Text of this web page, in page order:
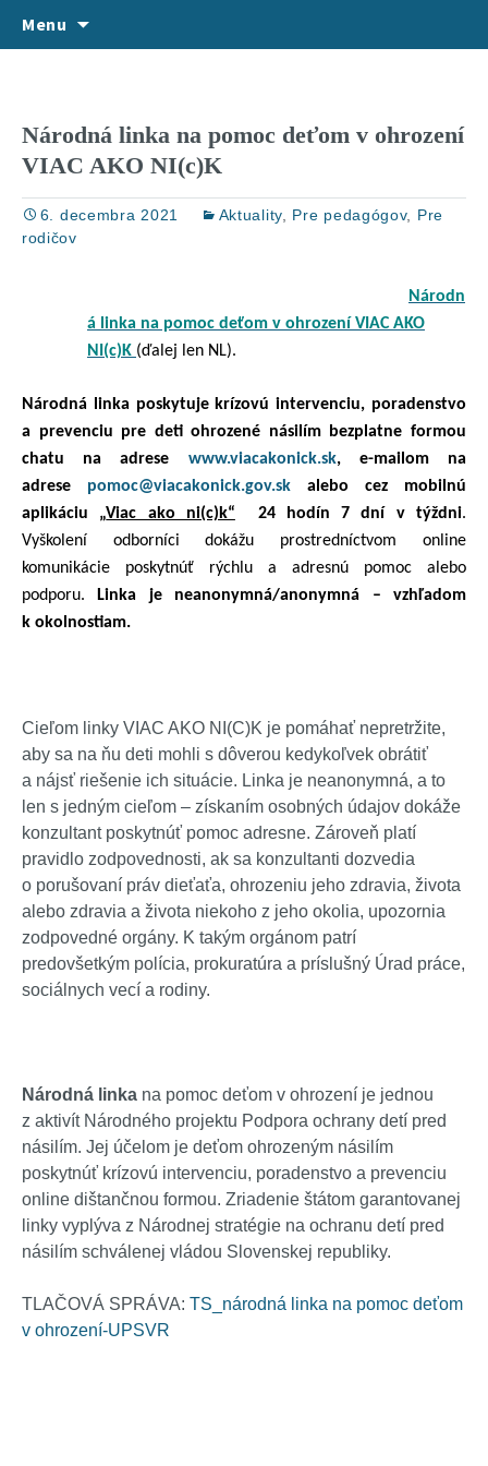
CPP Karpatská 8, Košice
VITAJTE NA NAŠEJ STRÁNKE
Menu
Národná linka na pomoc deťom v ohrození
VIAC AKO NI(c)K
6. decembra 2021 Aktuality, Pre pedagógov, Pre
rodičov
Národn
á linka na pomoc deťom v ohrození VIAC AKO
NI(c)K (ďalej len NL).
Národná linka poskytuje krízovú intervenciu, poradenstvo
a prevenciu pre deti ohrozené násilím bezplatne formou
chatu na adrese www.viacakonick.sk, e-mailom na
adrese pomoc@viacakonick.gov.sk alebo cez mobilnú
aplikáciu „Viac ako ni(c)k“ 24 hodín 7 dní v týždni.
Vyškolení odborníci dokážu prostredníctvom online
komunikácie poskytnúť rýchlu a adresnú pomoc alebo
podporu.
Linka je neanonymná/anonymná – vzhľadom
k okolnostiam.
Cieľom linky VIAC AKO NI(C)K je pomáhať nepretržite,
aby sa na ňu deti mohli s dôverou kedykoľvek obrátiť
a nájsť riešenie ich situácie. Linka je neanonymná, a to
len s jedným cieľom – získaním osobných údajov dokáže
konzultant poskytnúť pomoc adresne. Zároveň platí
pravidlo zodpovednosti, ak sa konzultanti dozvedia
o porušovaní práv dieťaťa, ohrozeniu jeho zdravia, života
alebo zdravia a života niekoho z jeho okolia, upozornia
zodpovedné orgány. K takým orgánom patrí
predovšetkým polícia, prokuratúra a príslušný Úrad práce,
sociálnych vecí a rodiny.
Národná linka na pomoc deťom v ohrození je jednou
z aktivít Národného projektu Podpora ochrany detí pred
násilím. Jej účelom je deťom ohrozeným násilím
poskytnúť krízovú intervenciu, poradenstvo a prevenciu
online dištančnou formou. Zriadenie štátom garantovanej
linky vyplýva z Národnej stratégie na ochranu detí pred
násilím schválenej vládou Slovenskej republiky.
TLAČOVÁ SPRÁVA: TS_národná linka na pomoc deťom
v ohrození-UPSVR